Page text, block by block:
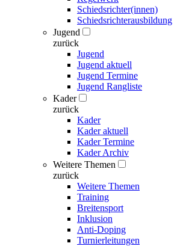
Schiedsrichter(innen)
Schiedsrichterausbildung
Jugend
zurück
Jugend
Jugend aktuell
Jugend Termine
Jugend Rangliste
Kader
zurück
Kader
Kader aktuell
Kader Termine
Kader Archiv
Weitere Themen
zurück
Weitere Themen
Training
Breitensport
Inklusion
Anti-Doping
Turnierleitungen